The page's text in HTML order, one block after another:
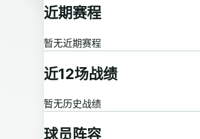
近期赛程
暂无近期赛程
近12场战绩
暂无历史战绩
球员阵容